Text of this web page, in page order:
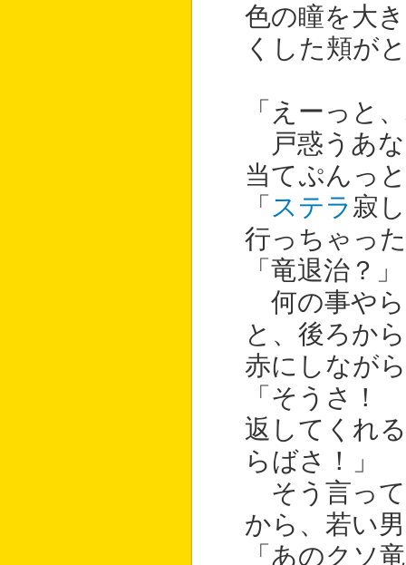
色の瞳を大
くした頬が
「えーっと
戸惑うあな
当てぷんっ
「 ステラ 寂
行っちゃっ
「竜退治？」
何の事やら
と、後ろか
赤にしなが
「そうさ！
返してくれ
らばさ！」
そう言って
から、若い
「あのクソ